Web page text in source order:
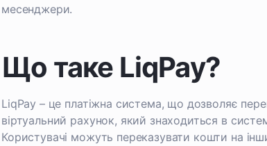
месенджери.
Що таке LiqPay?
LiqPay – це платіжна система, що дозволяє
віртуальний рахунок, який знаходиться в
Користувачі можуть переказувати кошти на